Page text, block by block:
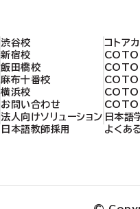
渋谷校
新宿校
飯田橋校
麻布十番校
横浜校
お問い合わせ
法人向けソリューション
日本語教師採用
コトア
COTO
COTO
日本語
よくあ